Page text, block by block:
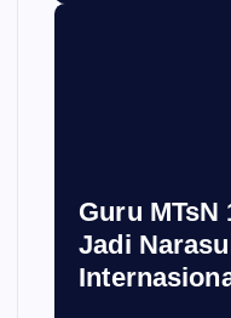
Guru MTsN
Jadi